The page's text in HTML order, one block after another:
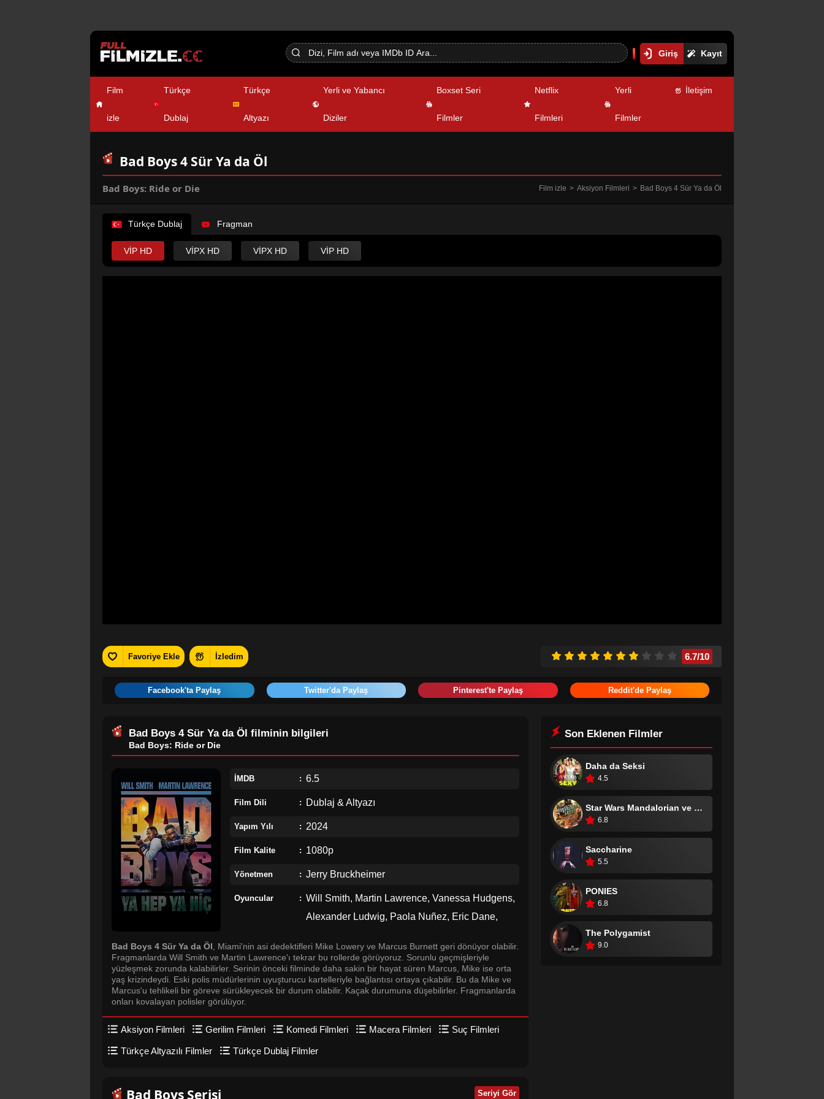
Giriş Kayıt
Film
izle
Türkçe
Dublaj
Türkçe
Altyazı
Yerli ve Yabancı
Diziler
Boxset Seri
Filmler
Netflix
Filmleri
Yerli
Filmler
İletişim
Bad Boys 4 Sür Ya da Öl
Bad Boys: Ride or Die Film izle Aksiyon Filmleri Bad Boys 4 Sür Ya da Öl
Türkçe Dublaj Fragman
VİP HD VİPX HD VİPX HD VİP HD
Favoriye Ekle İzledim 6.7/10
Facebook'ta Paylaş Twitter'da Paylaş Pinterest'te Paylaş Reddit'de Paylaş
Bad Boys 4 Sür Ya da Öl filminin bilgileri
Bad Boys: Ride or Die
İMDB 6.5
Film Dili Dublaj & Altyazı
Yapım Yılı 2024
Film Kalite 1080p
Yönetmen Jerry Bruckheimer
Oyuncular
Will Smith, Martin Lawrence, Vanessa Hudgens,
Alexander Ludwig, Paola Nuñez, Eric Dane,
Tasha Smith
Bad Boys 4 Sür Ya da Öl , Miami'nin asi dedektifleri Mike Lowery ve Marcus Burnett geri dönüyor olabilir.
Fragmanlarda Will Smith ve Martin Lawrence'ı tekrar bu rollerde görüyoruz. Sorunlu geçmişleriyle
yüzleşmek zorunda kalabilirler. Serinin önceki filminde daha sakin bir hayat süren Marcus, Mike ise orta
yaş krizindeydi. Eski polis müdürlerinin uyuşturucu kartelleriyle bağlantısı ortaya çıkabilir. Bu da Mike ve
Marcus'u tehlikeli bir göreve sürükleyecek bir durum olabilir. Kaçak durumuna düşebilirler. Fragmanlarda
onları kovalayan polisler görülüyor.
Aksiyon Filmleri Gerilim Filmleri Komedi Filmleri Macera Filmleri Suç Filmleri
Türkçe Altyazılı Filmler Türkçe Dublaj Filmler
Bad Boys Serisi Seriyi Gör
Son Eklenen Filmler
Daha da Seksi
4.5
Star Wars Mandalorian ve Grogu
6.8
Saccharine
5.5
PONIES
6.8
The Polygamist
9.0